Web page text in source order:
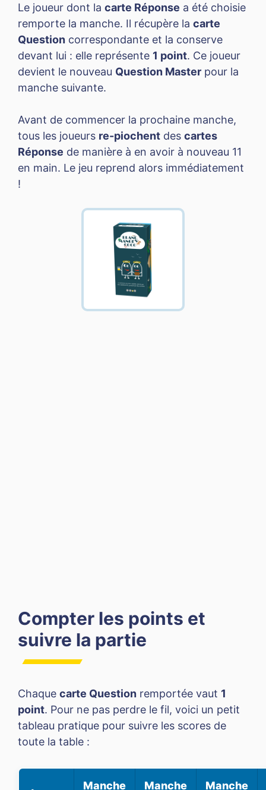
Le joueur dont la carte Réponse a été choisie
remporte la manche. Il récupère la carte
Question correspondante et la conserve
devant lui : elle représente 1 point. Ce joueur
devient le nouveau Question Master pour la
manche suivante.
Avant de commencer la prochaine manche,
tous les joueurs re-piochent des cartes
Réponse de manière à en avoir à nouveau 11
en main. Le jeu reprend alors immédiatement
!
Compter les points et
suivre la partie
Chaque carte Question remportée vaut 1
point. Pour ne pas perdre le fil, voici un petit
tableau pratique pour suivre les scores de
toute la table :
Manche Manche Manche